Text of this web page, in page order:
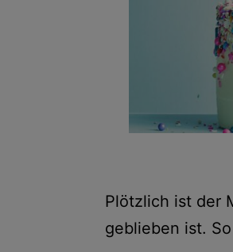
Plötzlich ist der
geblieben ist.